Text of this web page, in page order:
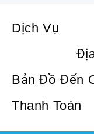
Dịch Vụ
Bản Đồ Đến
Thanh Toán